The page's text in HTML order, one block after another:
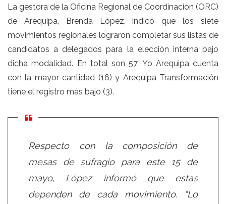
La gestora de la Oficina Regional de Coordinación (ORC)
de Arequipa, Brenda López, indicó que los siete
movimientos regionales lograron completar sus listas de
candidatos a delegados para la elección interna bajo
dicha modalidad. En total son 57. Yo Arequipa cuenta
con la mayor cantidad (16) y Arequipa Transformación
tiene el registro más bajo (3).
Respecto con la composición de
mesas de sufragio para este 15 de
mayo, López informó que estas
dependen de cada movimiento. “Lo